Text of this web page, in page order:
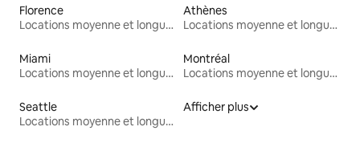
Florence
Locations moyenne et longue durée
Athènes
Locations moyenne et longue durée
Miami
Locations moyenne et longue durée
Montréal
Locations moyenne et longue durée
Seattle
Locations moyenne et longue durée
Afficher plus